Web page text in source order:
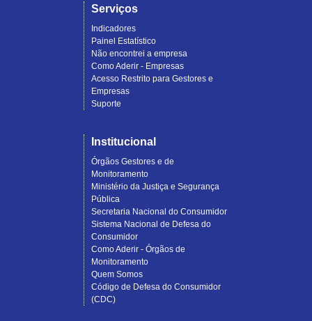
Serviços
Indicadores
Painel Estatístico
Não encontrei a empresa
Como Aderir - Empresas
Acesso Restrito para Gestores e
Empresas
Suporte
Institucional
Órgãos Gestores e de
Monitoramento
Ministério da Justiça e Segurança
Pública
Secretaria Nacional do Consumidor
Sistema Nacional de Defesa do
Consumidor
Como Aderir - Órgãos de
Monitoramento
Quem Somos
Código de Defesa do Consumidor
(CDC)